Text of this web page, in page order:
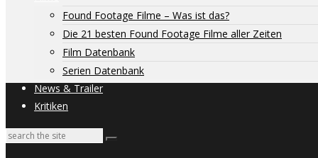
Found Footage Filme – Was ist das?
Die 21 besten Found Footage Filme aller Zeiten
Film Datenbank
Serien Datenbank
News & Trailer
Kritiken